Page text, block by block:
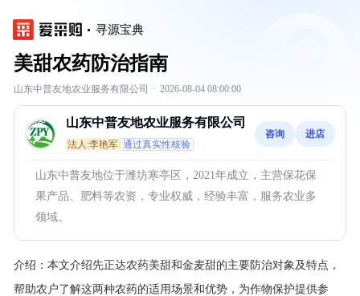
寻源宝典
美甜农药防治指南
山东中普友地农业服务有限公司 · 2026-08-04 08:00:00
山东中普友地农业服务有限公司
法人:李艳军 通过真实性核验
咨询 进店
山东中普友地位于潍坊寒亭区，2021年成立，主营保花保
果产品、肥料等农资，专业权威，经验丰富，服务农业多
领域。
介绍： 本文介绍先正达农药美甜和金麦甜的主要防治对象及特点，
帮助农户了解这两种农药的适用场景和优势，为作物保护提供参